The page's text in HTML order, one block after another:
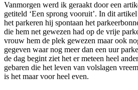
Vanmorgen werd ik geraakt door een
getiteld ‘Een sprong vooruit’. In dit
het parkeren hij spontaan het
die hem net gewezen had op de vrije
vrouw hem de plek gewezen maar ook
gegeven waar nog meer dan een uur
de dag begint ziet het er meteen heel
gebaren die het leven van volslagen
is het maar voor heel even.